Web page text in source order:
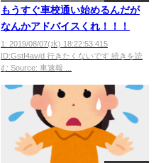
もうすぐ車校通い始めるんだが
なんかアドバイスくれ！！！
1: 2019/08/07(水) 18:22:53.415
ID:GstI4av/d 行きたくないです 続きを読
む Source: 車速報 ...